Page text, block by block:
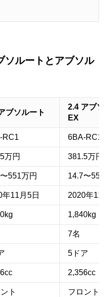
ソルートとアブソル
ブソルート
2.4 アブソ
EX
RC1 6BA-RC1
万円 381.5万円
551万円 14.7〜551
年11月5日 2020年11
1,840kg
7名
5ドア
2,356cc
ト フロント